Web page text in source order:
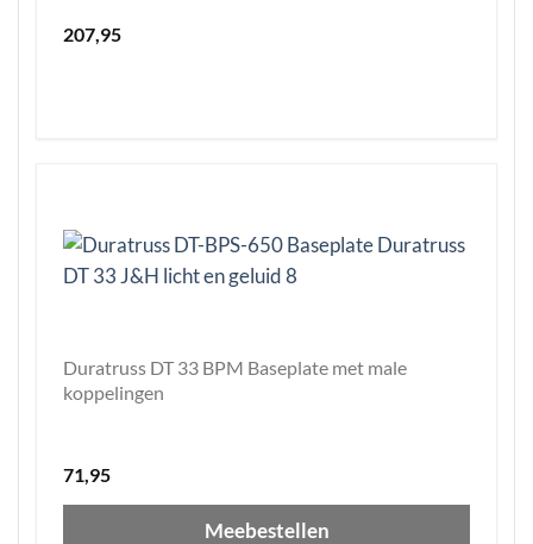
207,95
Duratruss DT 33 BPM Baseplate met male
koppelingen
71,95
Meebestellen